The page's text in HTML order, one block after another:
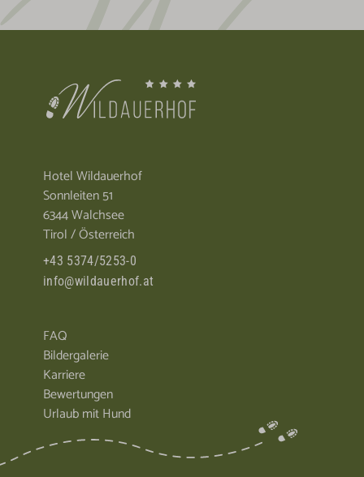
Hotel Wildauerhof
Sonnleiten 51
6344 Walchsee
Tirol / Österreich
+43 5374/5253-0
info@wildauerhof.at
FAQ
Bildergalerie
Karriere
Bewertungen
Urlaub mit Hund